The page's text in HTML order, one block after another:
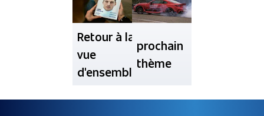
Retour à la
vue
d'ensemble
prochain
thème